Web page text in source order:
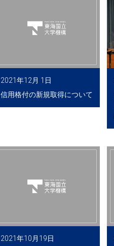
2021年12月 1日
信用格付の新規取得について
2021年10月19日